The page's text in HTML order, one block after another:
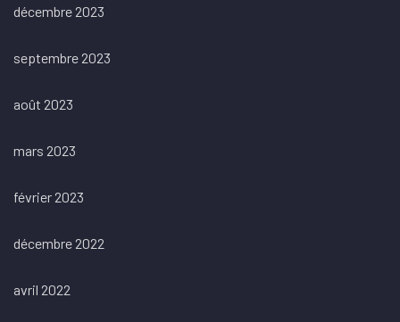
décembre 2023
septembre 2023
août 2023
mars 2023
février 2023
décembre 2022
avril 2022